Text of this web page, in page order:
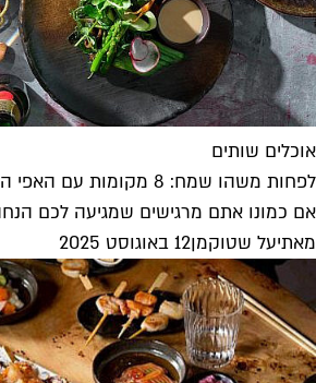
אוכלים שותים
לפחות משהו שמח: 8 מקומות עם האפי האוור חדש שחותך את החשבון
אם כמונו אתם מרגישים שמגיעה לכם
מאתיעל שטוקמן12 באוגוסט 2025